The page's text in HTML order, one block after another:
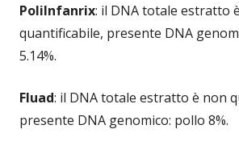
PoliInfanrix: il DNA totale estratto
quantificabile, presente DNA
5.14%.
Fluad: il DNA totale estratto è non
presente DNA genomico: pollo 8%.